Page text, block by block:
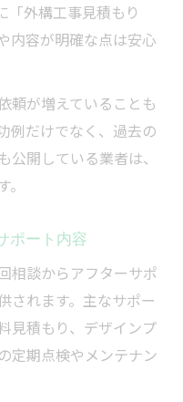
「外構工事見積もり
内容が明確な点は安心
頼が増えていることも
例だけでなく、過去の
開している業者は、
ポート内容
相談からアフターサポ
されます。主なサポー
見積もり、デザインプ
定期点検やメンテナン